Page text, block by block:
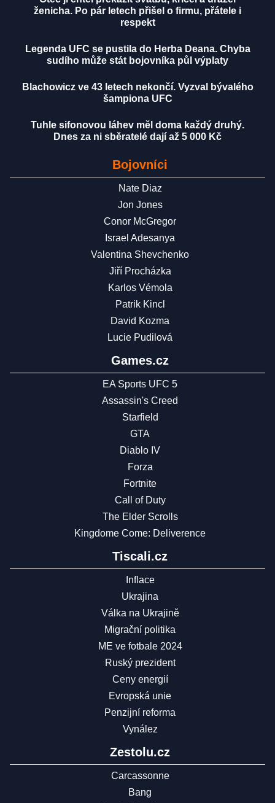
ženicha. Po pár letech přišel o firmu, přátele i
respekt
Legenda UFC se pustila do Herba Deana. Chyba
sudího může stát bojovníka půl výplaty
Blachowicz ve 43 letech nekončí. Vyzval bývalého
šampiona UFC
Tuhle sifonovou láhev měl doma každý druhý.
Dnes za ni sběratelé dají až 5 000 Kč
Bojovníci
Nate Diaz
Jon Jones
Conor McGregor
Israel Adesanya
Valentina Shevchenko
Jiří Procházka
Karlos Vémola
Patrik Kincl
David Kozma
Lucie Pudilová
Games.cz
EA Sports UFC 5
Assassin's Creed
Starfield
GTA
Diablo IV
Forza
Fortnite
Call of Duty
The Elder Scrolls
Kingdome Come: Deliverence
Tiscali.cz
Inflace
Ukrajina
Válka na Ukrajině
Migrační politika
ME ve fotbale 2024
Ruský prezident
Ceny energií
Evropská unie
Penzijní reforma
Vynález
Zestolu.cz
Carcassonne
Bang